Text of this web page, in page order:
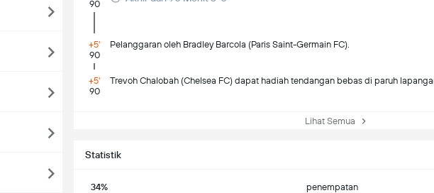
90
+5'
90
Pelanggaran oleh Bradley Barcola (Paris Saint-Germain FC).
+5'
90
Trevoh Chalobah (Chelsea FC) dapat hadiah tendangan bebas di paruh
Lihat Semua
Statistik
34% penempatan